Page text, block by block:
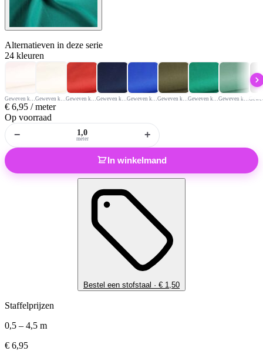
Alternatieven in deze serie
24 kleuren
€ 6,95 / meter
Op voorraad
− meter +
In winkelmand
Bestel een stofstaal · € 1,50
Staffelprijzen
0,5 – 4,5 m
€ 6,95